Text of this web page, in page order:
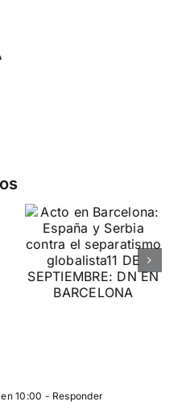
contra la
invasión
migratoria
y el gran
reemplazo
10:00 - Responder